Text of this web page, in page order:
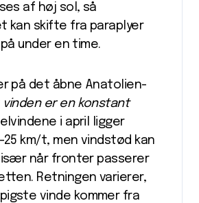
af høj sol, så
kan skifte fra paraplyer
under en time.
på det åbne Anatolien-
vinden er en konstant
i april ligger
25 km/t, men vindstød kan
især når fronter passerer
Retningen varierer,
vinde kommer fra